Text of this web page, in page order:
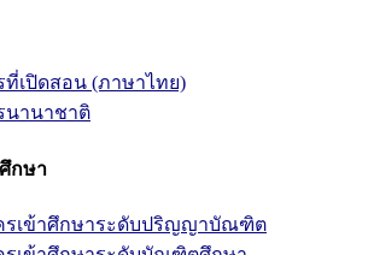
เปิดสอน (ภาษาไทย)
นานาชาติ
กษา
รเข้าศึกษาระดับปริญญาบัณฑิต